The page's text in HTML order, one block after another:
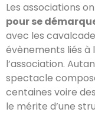
Les associations
pour se
avec les
évènements liés à
l’association.
spectacle
centaines voire
le mérite d’une